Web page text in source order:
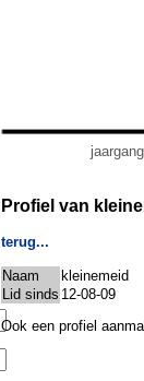
jaargang
Profiel van
terug...
Naam
kleinemeid
Lid sinds 12-08-09
Ook een profiel